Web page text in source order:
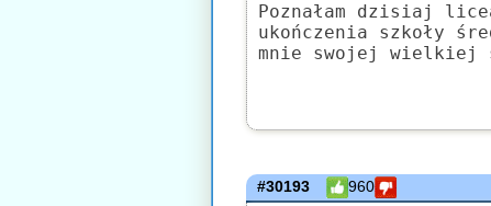
Poznałam dzisiaj
ukończenia szkoły
mnie swojej wielkiej
#30193 960